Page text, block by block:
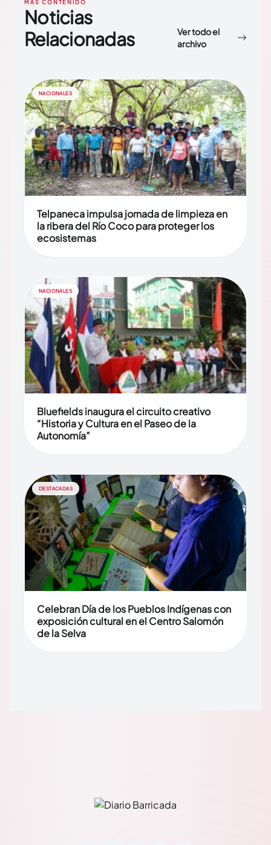
MÁS CONTENIDO
Noticias
Relacionadas
Ver todo el
archivo
NACIONALES
Telpaneca impulsa jornada de limpieza en
la ribera del Río Coco para proteger los
ecosistemas
NACIONALES
Bluefields inaugura el circuito creativo
“Historia y Cultura en el Paseo de la
Autonomía”
DESTACADAS
Celebran Día de los Pueblos Indígenas con
exposición cultural en el Centro Salomón
de la Selva